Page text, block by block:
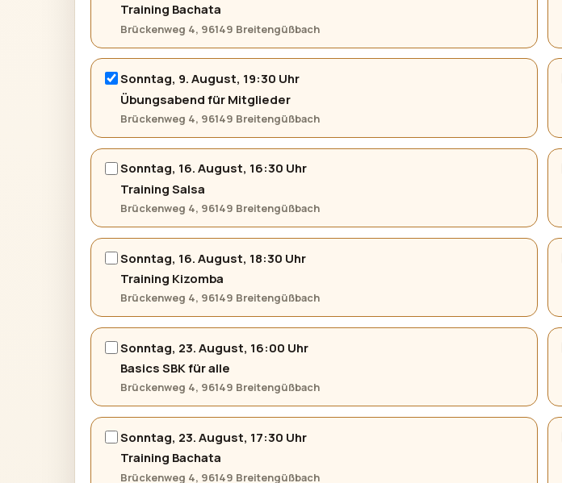
Training Bachata
Brückenweg 4, 96149 Breitengüßbach
Sonntag, 9. August, 19:30 Uhr
Übungsabend für Mitglieder
Brückenweg 4, 96149 Breitengüßbach
Sonntag, 16. August, 16:30 Uhr
Training Salsa
Brückenweg 4, 96149 Breitengüßbach
Sonntag, 16. August, 18:30 Uhr
Training Kizomba
Brückenweg 4, 96149 Breitengüßbach
Sonntag, 23. August, 16:00 Uhr
Basics SBK für alle
Brückenweg 4, 96149 Breitengüßbach
Sonntag, 23. August, 17:30 Uhr
Training Bachata
Brückenweg 4, 96149 Breitengüßbach